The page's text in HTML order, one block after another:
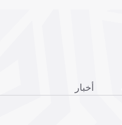
أخبار